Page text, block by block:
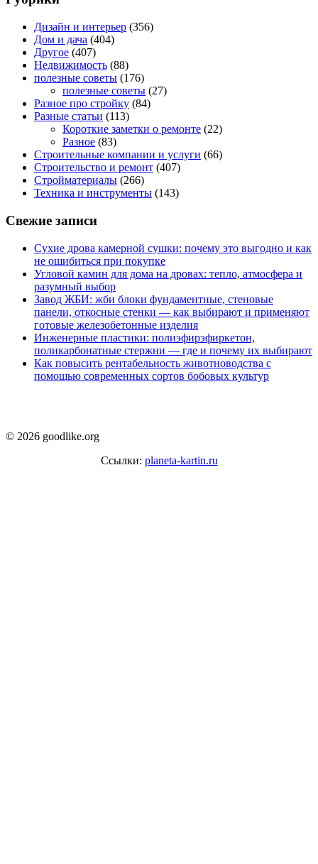
Дизайн и интерьер (356)
Дом и дача (404)
Другое (407)
Недвижимость (88)
полезные советы (176)
полезные советы (27)
Разное про стройку (84)
Разные статьи (113)
Короткие заметки о ремонте (22)
Разное (83)
Строительные компании и услуги (66)
Строительство и ремонт (407)
Стройматериалы (266)
Техника и инструменты (143)
Свежие записи
Сухие дрова камерной сушки: почему это выгодно и как
не ошибиться при покупке
Угловой камин для дома на дровах: тепло, атмосфера и
разумный выбор
Завод ЖБИ: жби блоки фундаментные, стеновые
панели, откосные стенки — как выбирают и применяют
готовые железобетонные изделия
Инженерные пластики: полиэфирэфиркетон,
поликарбонатные стержни — где и почему их выбирают
Как повысить рентабельность животноводства с
помощью современных сортов бобовых культур
© 2026 goodlike.org
Ссылки: planeta-kartin.ru